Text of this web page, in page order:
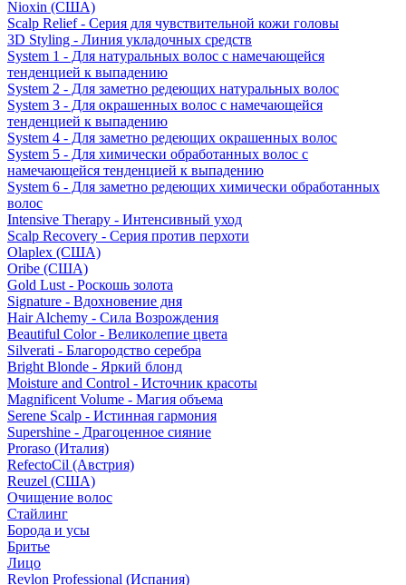
Nioxin (США)
Scalp Relief - Серия для чувствительной кожи головы
3D Styling - Линия укладочных средств
System 1 - Для натуральных волос с намечающейся
тенденцией к выпадению
System 2 - Для заметно редеющих натуральных волос
System 3 - Для окрашенных волос с намечающейся
тенденцией к выпадению
System 4 - Для заметно редеющих окрашенных волос
System 5 - Для химически обработанных волос с
намечающейся тенденцией к выпадению
System 6 - Для заметно редеющих химически обработанных
волос
Intensive Therapy - Интенсивный уход
Scalp Recovery - Серия против перхоти
Olaplex (США)
Oribe (США)
Gold Lust - Роскошь золота
Signature - Вдохновение дня
Hair Alchemy - Сила Возрождения
Beautiful Color - Великолепие цвета
Silverati - Благородство серебра
Bright Blonde - Яркий блонд
Moisture and Control - Источник красоты
Magnificent Volume - Магия объема
Serene Scalp - Истинная гармония
Supershine - Драгоценное сияние
Proraso (Италия)
RefectoCil (Австрия)
Reuzel (США)
Очищение волос
Стайлинг
Борода и усы
Бритье
Лицо
Revlon Professional (Испания)